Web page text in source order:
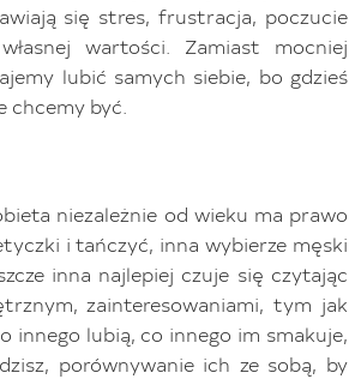
się stres, frustracja, poczucie
wartości. Zamiast mocniej
lubić samych siebie, bo gdzieś
chcemy być.
niezależnie od wieku ma prawo
i tańczyć, inna wybierze męski
inna najlepiej czuje się czytając
zainteresowaniami, tym jak
innego lubią, co innego im smakuje,
porównywanie ich ze sobą, by